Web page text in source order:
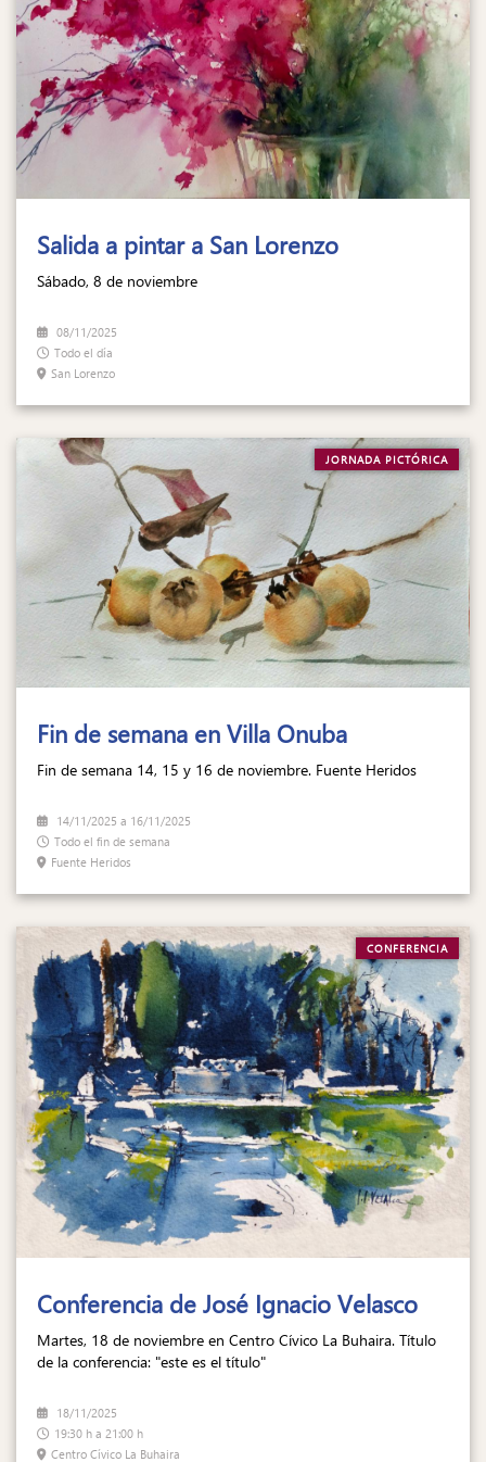
Salida a pintar a San Lorenzo
Sábado, 8 de noviembre
08/11/2025
Todo el día
San Lorenzo
JORNADA PICTÓRICA
Fin de semana en Villa Onuba
Fin de semana 14, 15 y 16 de noviembre. Fuente Heridos
14/11/2025 a 16/11/2025
Todo el fin de semana
Fuente Heridos
CONFERENCIA
Conferencia de José Ignacio Velasco
Martes, 18 de noviembre en Centro Cívico La Buhaira. Título
de la conferencia: "este es el título"
18/11/2025
19:30 h a 21:00 h
Centro Cívico La Buhaira